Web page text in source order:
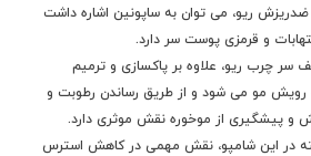
ضدریزش ریو، می توان به ساپونین اشاره داشت
و قرمزی پوست سر دارد.
چرب ریو، علاوه بر پاکسازی و ترمیم
مو می شود و از طریق رساندن رطوبت و
و پیشگیری از موخوره نقش موثری دارد.
در این شامپو، نقش مهمی در کاهش استرس